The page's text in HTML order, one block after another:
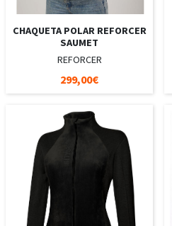
CHAQUETA POLAR REFORCER
SAUMET
REFORCER
299,00€